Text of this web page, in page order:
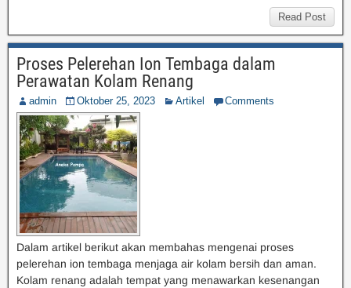
Read Post
Proses Pelerehan Ion Tembaga dalam
Perawatan Kolam Renang
admin Oktober 25, 2023 Artikel Comments
Dalam artikel berikut akan membahas mengenai proses
pelerehan ion tembaga menjaga air kolam bersih dan aman.
Kolam renang adalah tempat yang menawarkan kesenangan